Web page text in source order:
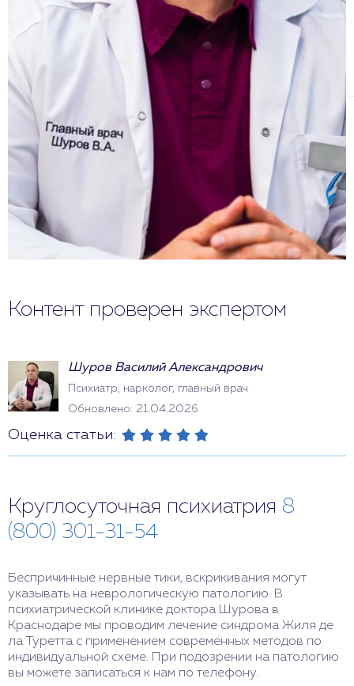
Контент проверен экспертом
Шуров Василий Александрович
Психиатр, нарколог, главный врач
Обновлено: 21.04.2026
Оценка статьи:
Круглосуточная психиатрия 8
(800) 301-31-54
Беспричинные нервные тики, вскрикивания могут
указывать на неврологическую патологию. В
психиатрической клинике доктора Шурова в
Краснодаре мы проводим лечение синдрома Жиля де
ла Туретта с применением современных методов по
индивидуальной схеме. При подозрении на патологию
вы можете записаться к нам по телефону.